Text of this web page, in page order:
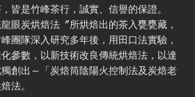
皆是竹峰茶行，誠實、信譽的保證。
眼炭烘焙法〞所烘焙出的茶入甕甕藏，
團隊深入研究多年後，用田口法實驗，
參數，以新技術改良傳統烘焙法，以達
創出～「炭焙筒陰陽火控制法及炭焙老
法。